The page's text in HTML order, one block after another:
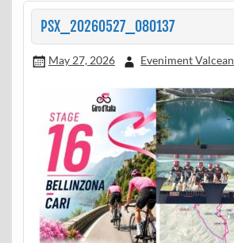
PSX_20260527_080137
May 27, 2026 Eveniment Valcean